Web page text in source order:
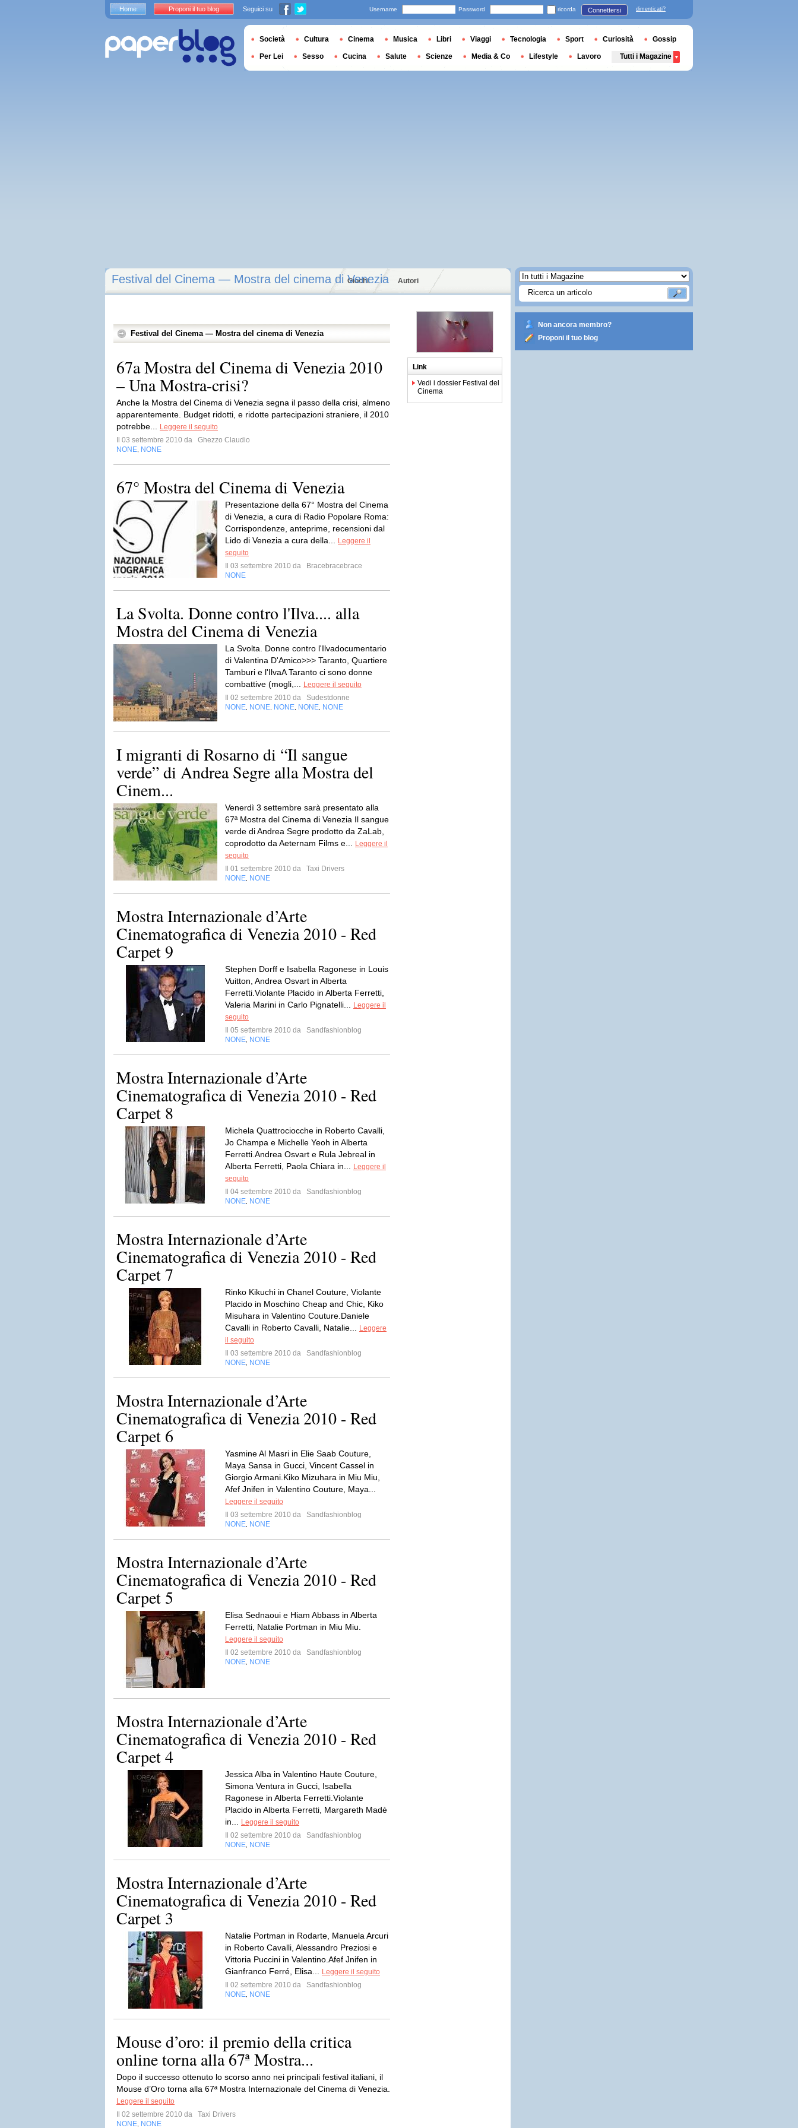
Festival del Cinema — Mostra del cinema di Venezia
Giochi Autori
Festival del Cinema — Mostra del cinema di Venezia
67a Mostra del Cinema di Venezia 2010
– Una Mostra-crisi?
Anche la Mostra del Cinema di Venezia segna il passo della crisi, almeno
apparentemente. Budget ridotti, e ridotte partecipazioni straniere, il 2010
potrebbe...
Leggere il seguito
Il 03 settembre 2010 da
Ghezzo Claudio
NONE NONE
67° Mostra del Cinema di Venezia
Presentazione della 67° Mostra del Cinema
di Venezia, a cura di Radio Popolare Roma:
Corrispondenze, anteprime, recensioni dal
Lido di Venezia a cura della...
Leggere il
seguito
Il 03 settembre 2010 da
Bracebracebrace
NONE
La Svolta. Donne contro l'Ilva.... alla
Mostra del Cinema di Venezia
La Svolta. Donne contro l'Ilvadocumentario
di Valentina D'Amico>>> Taranto, Quartiere
Tamburi e l'IlvaA Taranto ci sono donne
combattive (mogli,...
Leggere il seguito
Il 02 settembre 2010 da
Sudestdonne
NONE NONE NONE NONE NONE
I migranti di Rosarno di “Il sangue
verde” di Andrea Segre alla Mostra del
Cinem...
Venerdì 3 settembre sarà presentato alla
67ª Mostra del Cinema di Venezia Il sangue
verde di Andrea Segre prodotto da ZaLab,
coprodotto da Aeternam Films e...
Leggere il
seguito
Il 01 settembre 2010 da
Taxi Drivers
NONE NONE
Mostra Internazionale d’Arte
Cinematografica di Venezia 2010 - Red
Carpet 9
Stephen Dorff e Isabella Ragonese in Louis
Vuitton, Andrea Osvart in Alberta
Ferretti.Violante Placido in Alberta Ferretti,
Valeria Marini in Carlo Pignatelli...
Leggere il
seguito
Il 05 settembre 2010 da
Sandfashionblog
NONE NONE
Mostra Internazionale d’Arte
Cinematografica di Venezia 2010 - Red
Carpet 8
Michela Quattrociocche in Roberto Cavalli,
Jo Champa e Michelle Yeoh in Alberta
Ferretti.Andrea Osvart e Rula Jebreal in
Alberta Ferretti, Paola Chiara in...
Leggere il
seguito
Il 04 settembre 2010 da
Sandfashionblog
NONE NONE
Mostra Internazionale d’Arte
Cinematografica di Venezia 2010 - Red
Carpet 7
Rinko Kikuchi in Chanel Couture, Violante
Placido in Moschino Cheap and Chic, Kiko
Misuhara in Valentino Couture.Daniele
Cavalli in Roberto Cavalli, Natalie...
Leggere
il seguito
Il 03 settembre 2010 da
Sandfashionblog
NONE NONE
Mostra Internazionale d’Arte
Cinematografica di Venezia 2010 - Red
Carpet 6
Yasmine Al Masri in Elie Saab Couture,
Maya Sansa in Gucci, Vincent Cassel in
Giorgio Armani.Kiko Mizuhara in Miu Miu,
Afef Jnifen in Valentino Couture, Maya...
Leggere il seguito
Il 03 settembre 2010 da
Sandfashionblog
NONE NONE
Mostra Internazionale d’Arte
Cinematografica di Venezia 2010 - Red
Carpet 5
Elisa Sednaoui e Hiam Abbass in Alberta
Ferretti, Natalie Portman in Miu Miu.
Leggere il seguito
Il 02 settembre 2010 da
Sandfashionblog
NONE NONE
Mostra Internazionale d’Arte
Cinematografica di Venezia 2010 - Red
Carpet 4
Jessica Alba in Valentino Haute Couture,
Simona Ventura in Gucci, Isabella
Ragonese in Alberta Ferretti.Violante
Placido in Alberta Ferretti, Margareth Madè
in...
Leggere il seguito
Il 02 settembre 2010 da
Sandfashionblog
NONE NONE
Mostra Internazionale d’Arte
Cinematografica di Venezia 2010 - Red
Carpet 3
Natalie Portman in Rodarte, Manuela Arcuri
in Roberto Cavalli, Alessandro Preziosi e
Vittoria Puccini in Valentino.Afef Jnifen in
Gianfranco Ferré, Elisa...
Leggere il seguito
Il 02 settembre 2010 da
Sandfashionblog
NONE NONE
Mouse d’oro: il premio della critica
online torna alla 67ª Mostra...
Dopo il successo ottenuto lo scorso anno nei principali festival italiani, il
Mouse d’Oro torna alla 67ª Mostra Internazionale del Cinema di Venezia.
Leggere il seguito
Il 02 settembre 2010 da
Taxi Drivers
NONE NONE
Link
Vedi i dossier Festival del
Cinema
Non ancora membro?
Proponi il tuo blog
Home Proponi il tuo blog Seguici su Username Password ricorda Connettersi dimenticati?
Società Cultura Cinema Musica Libri Viaggi Tecnologia Sport Curiosità Gossip
Per Lei Sesso Cucina Salute Scienze Media & Co Lifestyle Lavoro Tutti i Magazine